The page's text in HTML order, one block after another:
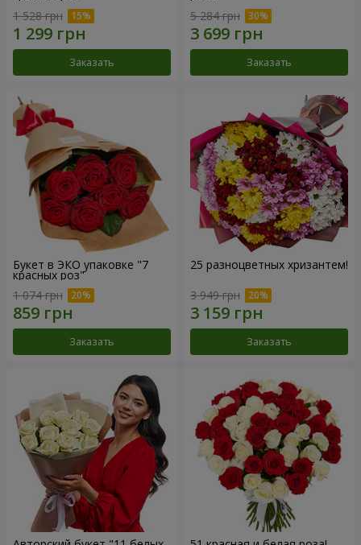
1 528 грн
Заказать
5 284 грн
Заказать
Букет в ЭКО упаковке "7
красных роз"
1 074 грн
Заказать
25 разноцветных хризантем!
3 949 грн
Заказать